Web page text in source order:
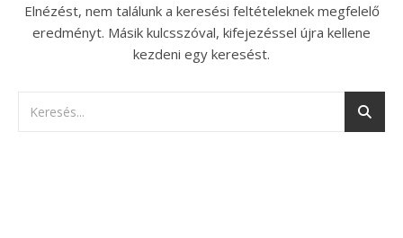
Elnézést, nem találunk a keresési feltételeknek megfelelő
eredményt. Másik kulcsszóval, kifejezéssel újra kellene
kezdeni egy keresést.